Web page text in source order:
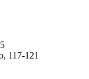
117-121